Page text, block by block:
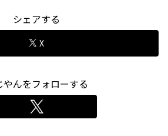
シェアする
X
やんをフォローする